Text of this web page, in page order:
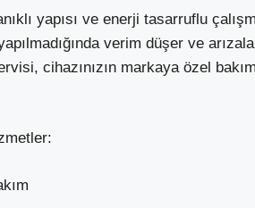
yapısı ve enerji tasarruflu
verim düşer ve
cihazınızın markaya özel